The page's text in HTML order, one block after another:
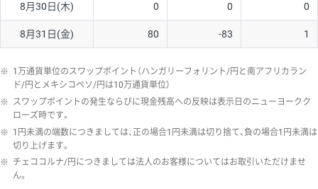
8月30日(木) 0 0 0
8月31日(金) 80 -83 1
※ 1万通貨単位のスワップポイント（ハンガリーフォリント/円と南アフリカラン
ド/円とメキシコペソ/円は10万通貨単位）
※ スワップポイントの発生ならびに現金残高への反映は表示日のニューヨークク
ローズ時です。
※ 1円未満の端数につきましては、正の場合1円未満は切り捨て、負の場合1円未満は
切り上げます。
※ チェココルナ/円につきましては法人のお客様についてはお取引いただけませ
ん。